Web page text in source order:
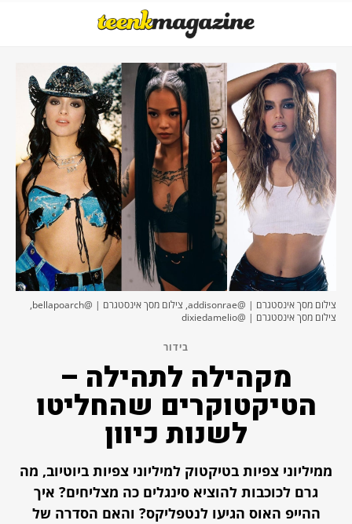
צילום מסך אינסטגרם | @addisonrae, צילום מסך אינסטגרם | @bellapoarch,
צילום מסך אינסטגרם | @dixiedamelio
בידור
מקהילה לתהילה –
הטיקטוקרים שהחליטו
לשנות כיוון
ממיליוני צפיות בטיקטוק למיליוני צפיות ביוטיוב, מה
גרם לכוכבות להוציא סינגלים כה מצליחים? איך
ההייפ האוס הגיעו לנטפליקס? והאם הסדרה של